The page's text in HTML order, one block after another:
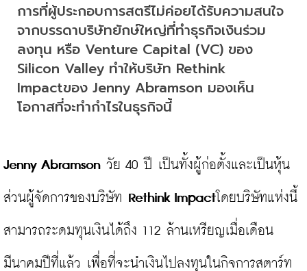
การที่ผู้ประกอบการสตรีไม่ค่อยได้รับความสนใจ
จากบรรดาบริษัทยักษ์ใหญ่ที่ทำธุรกิจเงินร่วม
ลงทุน หรือ Venture Capital (VC) ของ
Silicon Valley ทำให้บริษัท Rethink
Impactของ Jenny Abramson มองเห็น
โอกาสที่จะทำกำไรในธุรกิจนี้
Jenny Abramson วัย 40 ปี เป็นทั้งผู้ก่อตั้งและเป็นหุ้น
ส่วนผู้จัดการของบริษัท Rethink Impactโดยบริษัทแห่งนี้
สามารถระดมทุนเงินได้ถึง 112 ล้านเหรียญเมื่อเดือน
มีนาคมปีที่แล้ว เพื่อที่จะนำเงินไปลงทุนในกิจการสตาร์ท